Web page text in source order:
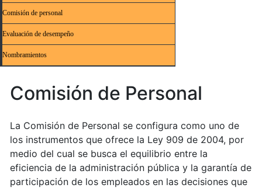
Comisión de personal
Evaluación de desempeño
Nombramientos
Comisión de Personal
La Comisión de Personal se configura como uno de
los instrumentos que ofrece la Ley 909 de 2004, por
medio del cual se busca el equilibrio entre la
eficiencia de la administración pública y la garantía de
participación de los empleados en las decisiones que